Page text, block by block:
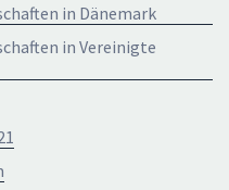
in Dänemark
in Vereinigte